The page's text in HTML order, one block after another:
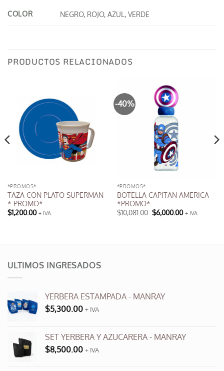
COLOR NEGRO, ROJO, AZUL, VERDE
PRODUCTOS RELACIONADOS
*PROMOS*
TAZA CON PLATO SUPERMAN
* PROMO*
$1,200.00 + IVA
-40%
*PROMOS*
BOTELLA CAPITAN AMERICA
*PROMO*
$10,081.00 El
precio
$6,000.00El+ IVA
ULTIMOS INGRESADOS
YERBERA ESTAMPADA - MANRAY
$5,300.00 + IVA
SET YERBERA Y AZUCARERA - MANRAY
$8,500.00 + IVA